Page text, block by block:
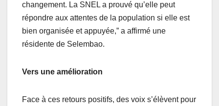
changement. La SNEL a prouvé qu’elle peut
répondre aux attentes de la population si elle est
bien organisée et appuyée,” a affirmé une
résidente de Selembao.
Vers une amélioration
Face à ces retours positifs, des voix s’élèvent pour